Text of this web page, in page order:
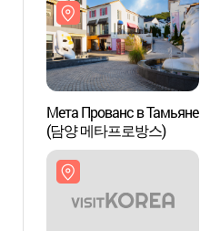
Мета Прованс в Тамьяне
(담양 메타프로방스)